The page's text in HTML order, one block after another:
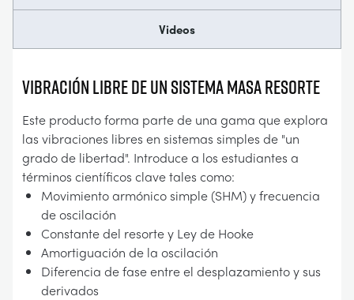
Videos
VIBRACIÓN LIBRE DE UN SISTEMA MASA RESORTE
Este producto forma parte de una gama que explora
las vibraciones libres en sistemas simples de "un
grado de libertad". Introduce a los estudiantes a
términos científicos clave tales como:
Movimiento armónico simple (SHM) y frecuencia
de oscilación
Constante del resorte y Ley de Hooke
Amortiguación de la oscilación
Diferencia de fase entre el desplazamiento y sus
derivados